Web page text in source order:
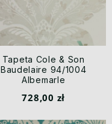
Tapeta Cole & Son
Baudelaire 94/1004
Albemarle
728,00 zł